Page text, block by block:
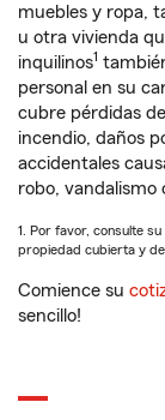
muebles y ropa,
u otra vivienda
inquilinos1
personal en su
cubre pérdidas
incendio, daños
accidentales
robo, vandalismo
1. Por favor, consulte
propiedad cubierta y
Comience su
sencillo!